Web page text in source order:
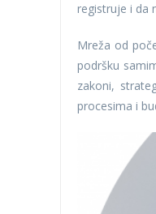
registruje i da
Mreža od
podršku
zakoni,
procesima i